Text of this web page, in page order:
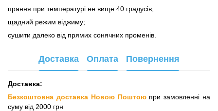
прання при температурі не вище 40 градусів;
щадний режим віджиму;
сушити далеко від прямих сонячних променів.
Доставка Оплата Повернення
Доставка:
Безкоштовна доставка Новою Поштоюпри замовленні на
суму від 2000 грн